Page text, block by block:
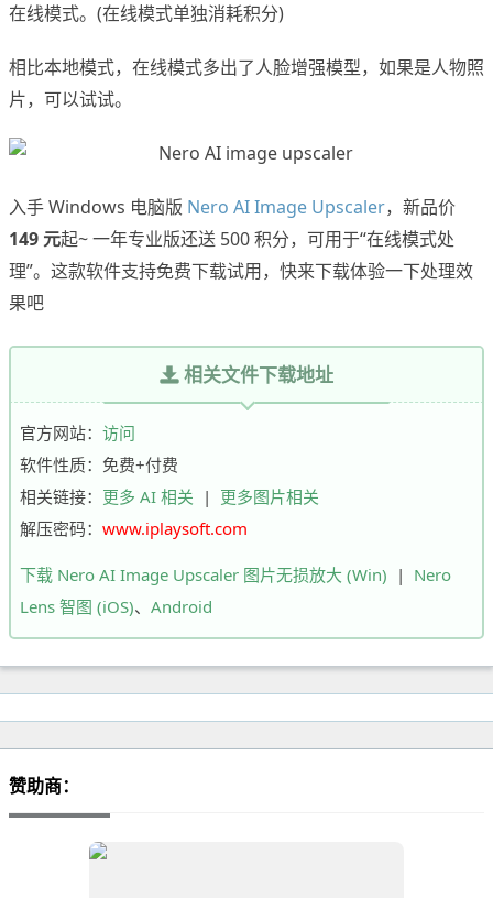
在线模式。(在线模式单独消耗积分)
相比本地模式，在线模式多出了人脸增强模型，如果是人物照
片，可以试试。
入手 Windows 电脑版 Nero AI Image Upscaler，新品价
149 元起~ 一年专业版还送 500 积分，可用于“在线模式处
理”。这款软件支持免费下载试用，快来下载体验一下处理效
果吧
相关文件下载地址
官方网站： 访问
软件性质：免费+付费
相关链接： 更多 AI 相关 | 更多图片相关
解压密码： www.iplaysoft.com
下载 Nero AI Image Upscaler 图片无损放大 (Win) | Nero
Lens 智图 (iOS)、 Android
赞助商：